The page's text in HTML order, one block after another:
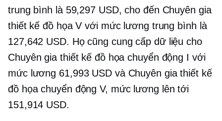
trung bình là 59,297 USD, cho đến Chuyên gia
thiết kế đồ họa V với mức lương trung bình là
127,642 USD. Họ cũng cung cấp dữ liệu cho
Chuyên gia thiết kế đồ họa chuyển động I với
mức lương 61,993 USD và Chuyên gia thiết kế
đồ họa chuyển động V, mức lương lên tới
151,914 USD.